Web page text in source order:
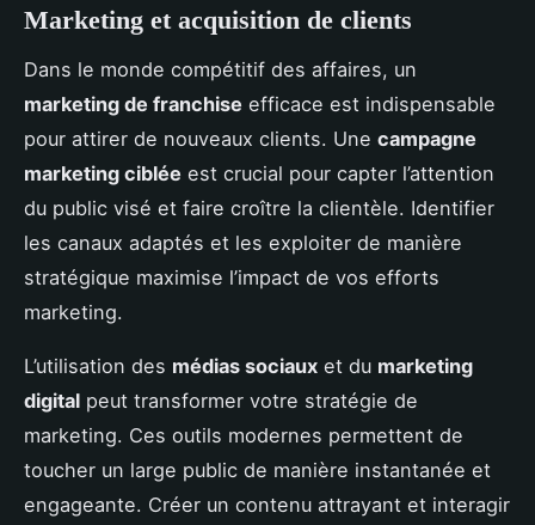
Marketing et acquisition de clients
Dans le monde compétitif des affaires, un
marketing de franchise efficace est indispensable
pour attirer de nouveaux clients. Une campagne
marketing ciblée est crucial pour capter l’attention
du public visé et faire croître la clientèle. Identifier
les canaux adaptés et les exploiter de manière
stratégique maximise l’impact de vos efforts
marketing.
L’utilisation des médias sociaux et du marketing
digital peut transformer votre stratégie de
marketing. Ces outils modernes permettent de
toucher un large public de manière instantanée et
engageante. Créer un contenu attrayant et interagir